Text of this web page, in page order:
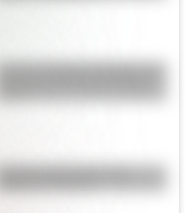
Castillo de Rafael Obligado, una
Bandera de Ecuador para